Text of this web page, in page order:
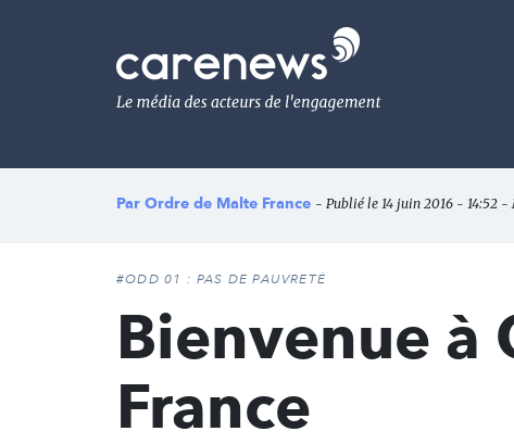
Le
média
de
l'engagement
Par Ordre de Malte France - Publié le 14 juin 2016 - 14:52
#ODD 01 : PAS DE PAUVRETÉ
Bienvenue à
France